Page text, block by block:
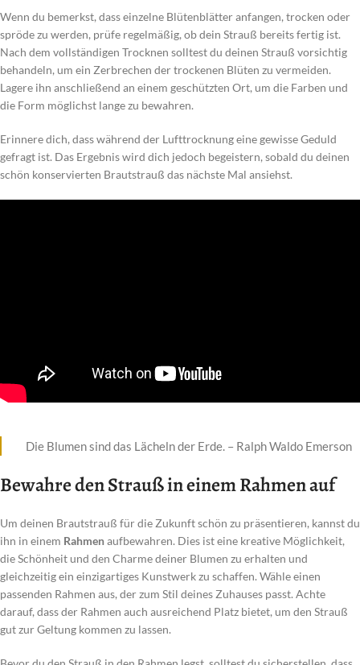
Wenn du bemerkst, dass einzelne Blütenblätter anfangen, trocken oder
spröde zu werden, prüfe regelmäßig, ob dein Strauß bereits fertig ist.
Nach dem vollständigen Trocknen solltest du deinen Strauß vorsichtig
behandeln, um ein Zerbrechen der trockenen Blüten zu vermeiden.
Lagere ihn anschließend an einem geschützten Ort, um die Farben und
die Form möglichst lange zu bewahren.
Erinnere dich, dass während der Lufttrocknung eine gewisse Geduld
gefragt ist. Das Ergebnis wird dich jedoch begeistern, sobald du deinen
schön konservierten Brautstrauß das nächste Mal ansiehst.
Die Blumen sind das Lächeln der Erde. – Ralph Waldo Emerson
Bewahre den Strauß in einem Rahmen auf
Um deinen Brautstrauß für die Zukunft schön zu präsentieren, kannst du
ihn in einem Rahmenaufbewahren. Dies ist eine kreative Möglichkeit,
die Schönheit und den Charme deiner Blumen zu erhalten und
gleichzeitig ein einzigartiges Kunstwerk zu schaffen. Wähle einen
passenden Rahmen aus, der zum Stil deines Zuhauses passt. Achte
darauf, dass der Rahmen auch ausreichend Platz bietet, um den Strauß
gut zur Geltung kommen zu lassen.